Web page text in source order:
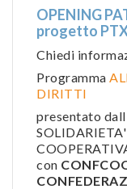
OPENING
progetto
Chiedi
Programma
DIRITTI
presentato
con